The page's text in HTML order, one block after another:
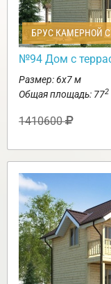
БРУС КАМЕРНОЙ
№94 Дом с
Размер: 6х7 м
Общая площадь: 772
1410600